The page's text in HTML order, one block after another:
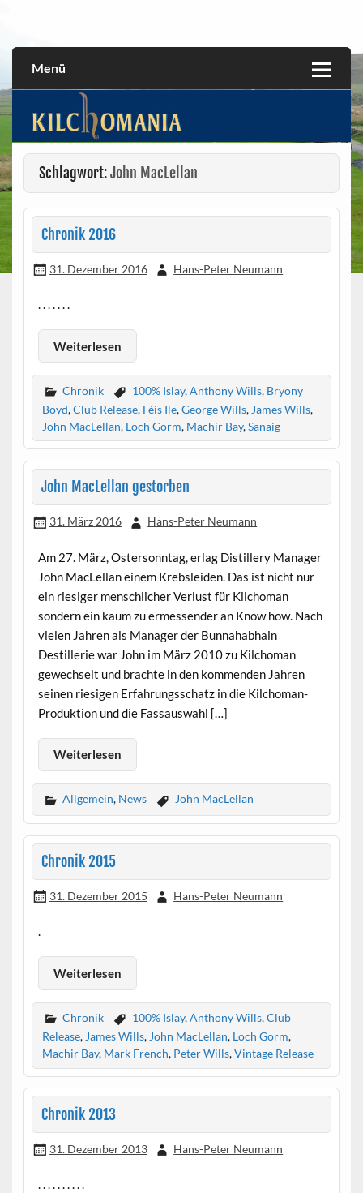
Menü
Schlagwort:John MacLellan
Chronik 2016
31. Dezember 2016 Hans-Peter Neumann
. . . . . . .
Weiterlesen
Chronik 100% Islay,Anthony Wills, Bryony
Boyd,Club Release, Fèis Ile,George Wills, James Wills,
John MacLellan, Loch Gorm, Machir Bay,Sanaig
John MacLellan gestorben
31. März 2016 Hans-Peter Neumann
Am 27. März, Ostersonntag, erlag Distillery Manager
John MacLellan einem Krebsleiden. Das ist nicht nur
ein riesiger menschlicher Verlust für Kilchoman
sondern ein kaum zu ermessender an Know how. Nach
vielen Jahren als Manager der Bunnahabhain
Destillerie war John im März 2010 zu Kilchoman
gewechselt und brachte in den kommenden Jahren
seinen riesigen Erfahrungsschatz in die Kilchoman-
Produktion und die Fassauswahl […]
Weiterlesen
Allgemein, News John MacLellan
Chronik 2015
31. Dezember 2015 Hans-Peter Neumann
.
Weiterlesen
Chronik 100% Islay,Anthony Wills,Club
Release, James Wills, John MacLellan, Loch Gorm,
Machir Bay, Mark French, Peter Wills,Vintage Release
Chronik 2013
31. Dezember 2013 Hans-Peter Neumann
. . . . . . . . . .